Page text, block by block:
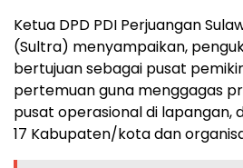
Ketua DPD PDI Perjuangan
(Sultra) menyampaikan,
bertujuan sebagai pusat
pertemuan guna menggagas
pusat operasional di lapangan,
17 Kabupaten/kota dan